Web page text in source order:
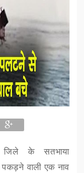
जिले के सतभाया
वाली एक नाव